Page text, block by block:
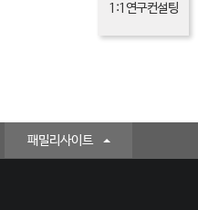
1:1연구컨설팅
패밀리사이트